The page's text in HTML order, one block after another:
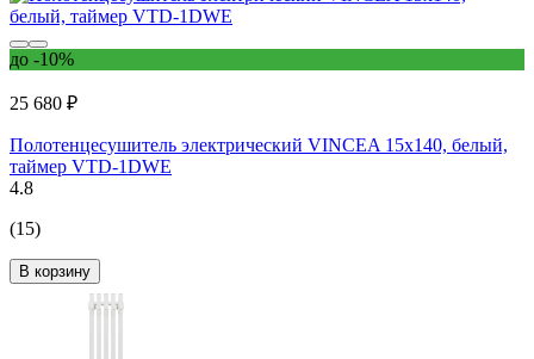
до -10%
25 680 ₽
Полотенцесушитель электрический VINCEA 15x140, белый,
таймер VTD-1DWE
4.8
(15)
В корзину